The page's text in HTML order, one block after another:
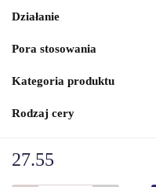
Działanie
Pora stosowania
Kategoria produktu
Rodzaj cery
27.55